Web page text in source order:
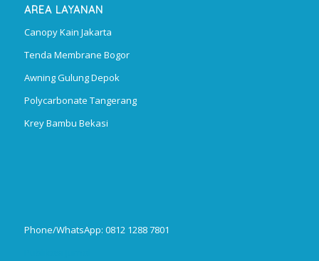
AREA LAYANAN
Canopy Kain Jakarta
Tenda Membrane Bogor
Awning Gulung Depok
Polycarbonate Tangerang
Krey Bambu Bekasi
Phone/WhatsApp: 0812 1288 7801